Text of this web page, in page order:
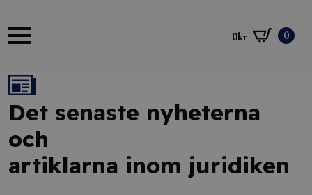
0kr 0
Det senaste nyheterna
och
artiklarna inom juridiken